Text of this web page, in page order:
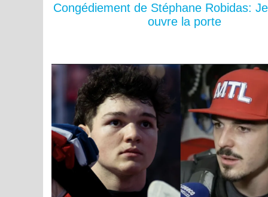
Congédiement de Stéphane Robidas:
ouvre la porte